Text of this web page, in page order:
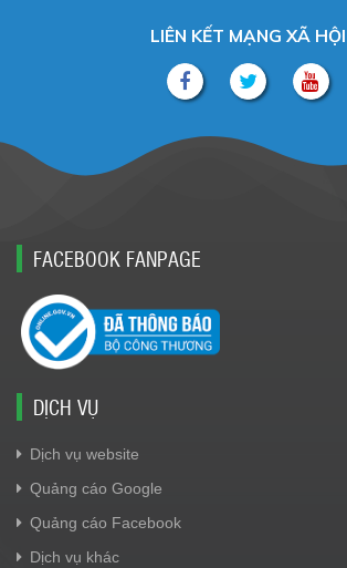
LIÊN KẾT MẠNG XÃ HỘI
FACEBOOK FANPAGE
DỊCH VỤ
Dịch vụ website
Quảng cáo Google
Quảng cáo Facebook
Dịch vụ khác